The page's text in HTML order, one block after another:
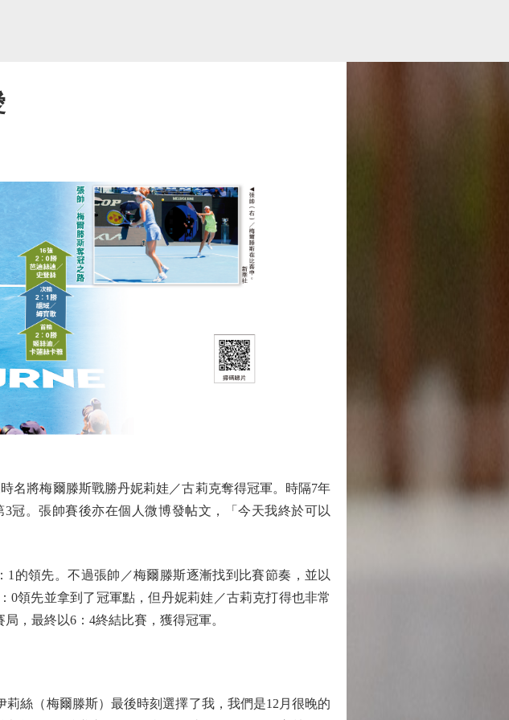
將梅爾滕斯戰勝丹妮莉娃／古莉克奪得冠軍。時隔7年
冠。張帥賽後亦在個人微博發帖文，「今天我終於可以
領先。不過張帥／梅爾滕斯逐漸找到比賽節奏，並以
0領先並拿到了冠軍點，但丹妮莉娃／古莉克打得也非常
，最終以6：4終結比賽，獲得冠軍。
絲（梅爾滕斯）最後時刻選擇了我，我們是12月很晚的